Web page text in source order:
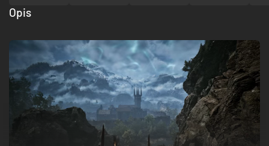
Opis